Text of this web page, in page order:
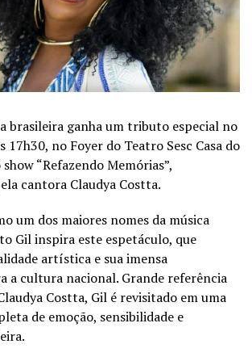
brasileira ganha um tributo especial no
17h30, no Foyer do Teatro Sesc Casa do
“Refazendo Memórias”,
cantora Claudya Costta.
um dos maiores nomes da música
Gil inspira este espetáculo, que
artística e sua imensa
a cultura nacional. Grande referência
Costta, Gil é revisitado em uma
de emoção, sensibilidade e